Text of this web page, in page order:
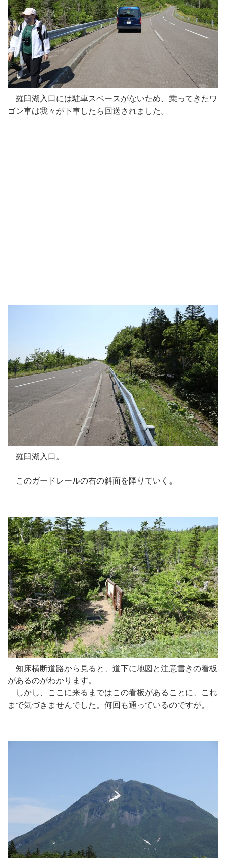
羅臼湖入口には駐車スペースがないため、乗ってきたワ
ゴン車は我々が下車したら回送されました。
羅臼湖入口。
このガードレールの右の斜面を降りていく。
知床横断道路から見ると、道下に地図と注意書きの看板
があるのがわかります。
しかし、ここに来るまではこの看板があることに、これ
まで気づきませんでした。何回も通っているのですが。